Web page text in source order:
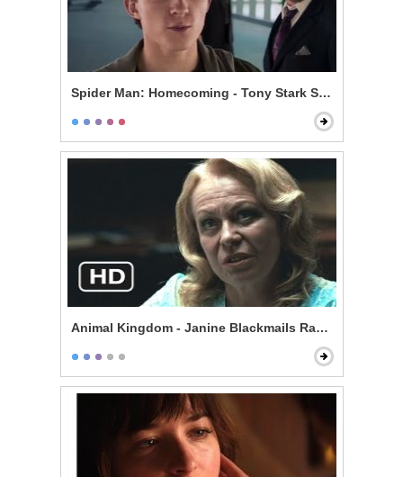
Spider Man: Homecoming - Tony Stark Shows Spider
Animal Kingdom - Janine Blackmails Randall